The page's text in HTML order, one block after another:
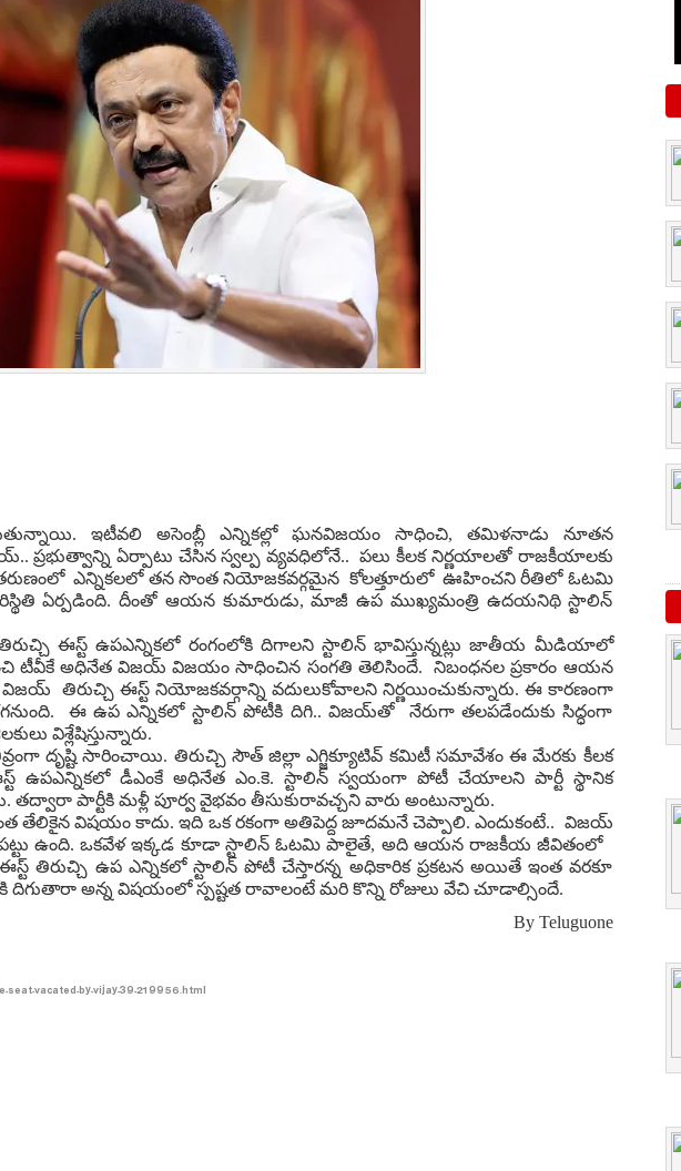
ఇటీవలి అసెంబ్లీ ఎన్నికల్లో ఘనవిజయం సాధించి, తమిళనాడు నూతన
ప్రభుత్వాన్ని ఏర్పాటు చేసిన స్వల్ప వ్యవధిలోనే.. పలు కీలక నిర్ణయాలతో రాజకీయాలకు
తరుణంలో ఎన్నికలలో తన సొంత నియోజకవర్గమైన కోలత్తూరులో ఊహించని రీతిలో ఓటమి
ఏర్పడింది. దీంతో ఆయన కుమారుడు, మాజీ ఉప ముఖ్యమంత్రి ఉదయనిథి స్టాలిన్
ఈస్ట్ ఉపఎన్నికలో రంగంలోకి దిగాలని స్టాలిన్ భావిస్తున్నట్లు జాతీయ మీడియాలో
టీవీకే అధినేత విజయ్ విజయం సాధించిన సంగతి తెలిసిందే. నిబంధనల ప్రకారం ఆయన
తిరుచ్చి ఈస్ట్ నియోజకవర్గాన్ని వదులుకోవాలని నిర్ణయించుకున్నారు. ఈ కారణంగా
ఈ ఉప ఎన్నికలో స్టాలిన్ పోటీకి దిగి.. విజయ్‌తో నేరుగా తలపడేందుకు సిద్ధంగా
విశ్లేషిస్తున్నారు.
దృష్టి సారించాయి. తిరుచ్చి సౌత్ జిల్లా ఎగ్జిక్యూటివ్ కమిటీ సమావేశం ఈ మేరకు కీలక
ఉపఎన్నికలో డీఎంకే అధినేత ఎం.కె. స్టాలిన్ స్వయంగా పోటీ చేయాలని పార్టీ స్థానిక
పార్టీకి మళ్లీ పూర్వ వైభవం తీసుకురావచ్చని వారు అంటున్నారు.
విషయం కాదు. ఇది ఒక రకంగా అతిపెద్ద జూదమనే చెప్పాలి. ఎందుకంటే.. విజయ్
పట్టు ఉంది. ఒకవేళ ఇక్కడ కూడా స్టాలిన్ ఓటమి పాలైతే, అది ఆయన రాజకీయ జీవితంలో
తిరుచ్చి ఉప ఎన్నికలో స్టాలిన్ పోటీ చేస్తారన్న అధికారిక ప్రకటన అయితే ఇంత వరకూ
దిగుతారా అన్న విషయంలో స్పష్టత రావాలంటే మరి కొన్ని రోజులు వేచి చూడాల్సిందే.
By Teluguone
vacated-by-vijay-39-219956.html